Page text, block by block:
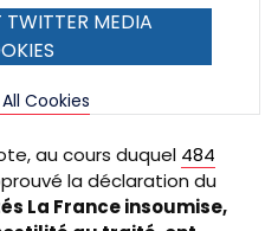
TWITTER MEDIA
Cookies
au cours duquel 484
la déclaration du
La France insoumise,